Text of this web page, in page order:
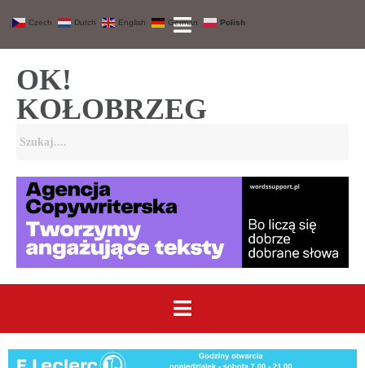
OK!
KOŁOBRZEG
Czech Dutch English German Polish